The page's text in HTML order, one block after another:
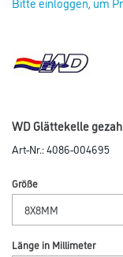
WD Glättekelle
Art-Nr.:4086-004695
Größe
Länge in Millimeter